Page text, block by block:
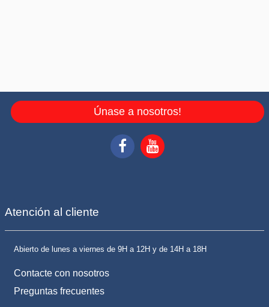
Únase a nosotros!
Atención al cliente
Abierto de lunes a viernes de 9H a 12H y de 14H a 18H
Contacte con nosotros
Preguntas frecuentes